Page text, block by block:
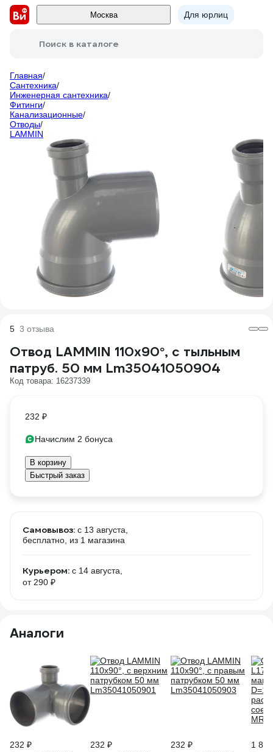
Москва Для юрлиц
Поиск в каталоге
Главная/
Сантехника/
Инженерная сантехника/
Фитинги/
Канализационные/
Отводы/
LAMMIN
5 3 отзыва
Отвод LAMMIN 110х90°, с тыльным
патруб. 50 мм Lm35041050904
Код товара: 16237339
232 ₽
Начислим 2 бонуса
В корзину
Быстрый заказ
Самовывоз: c 13 августа,
бесплатно , из 1 магазина
Курьером: c 14 августа,
от 290 ₽
Аналоги
232 ₽
232 ₽
232 ₽
1